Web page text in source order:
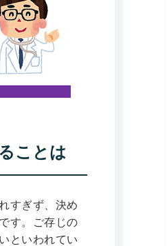
ことは
すぎず、決め
す。ご存じの
といわれてい